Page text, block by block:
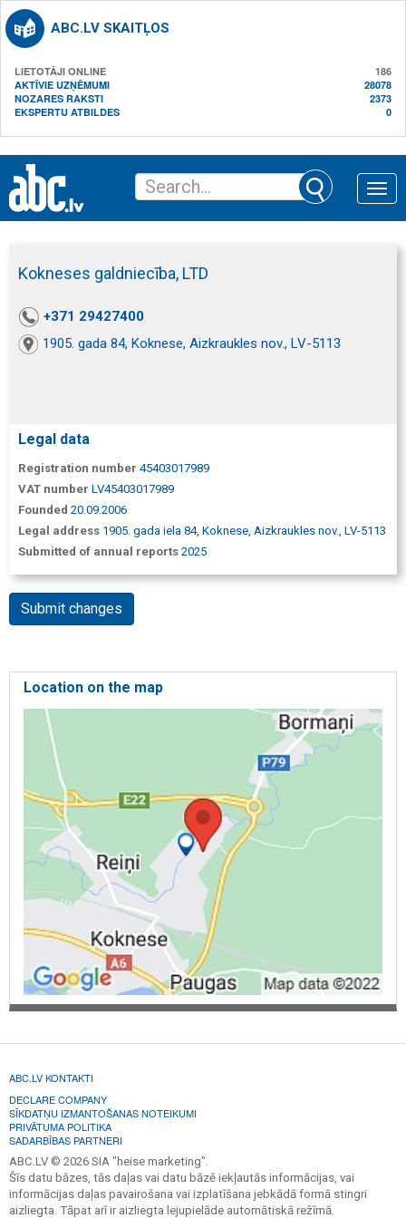
ABC.LV SKAITĻOS
LIETOTĀJI ONLINE
186
AKTĪVIE UZŅĒMUMI
28078
NOZARES RAKSTI
2373
EKSPERTU ATBILDES
0
Toggle
Kokneses galdniecība, LTD
+371 29427400
1905. gada 84, Koknese, Aizkraukles nov., LV-5113
Legal data
Registration number 45403017989
VAT number LV45403017989
Founded 20.09.2006
Legal address 1905. gada iela 84, Koknese, Aizkraukles nov., LV-5113
Submitted of annual reports 2025
Submit changes
Location on the map
ABC.LV KONTAKTI
DECLARE COMPANY
SĪKDATŅU IZMANTOŠANAS NOTEIKUMI
PRIVĀTUMA POLITIKA
SADARBĪBAS PARTNERI
ABC.LV © 2026 SIA "heise marketing".
Šīs datu bāzes, tās daļas vai datu bāzē iekļautās informācijas, vai
informācijas daļas pavairošana vai izplatīšana jebkādā formā stingri
aizliegta. Tāpat arī ir aizliegta lejupielāde automātiskā režīmā.